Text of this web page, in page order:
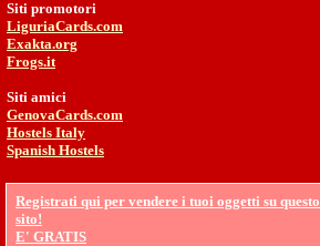
Siti promotori
LiguriaCards.com
Exakta.org
Frogs.it
Siti amici
GenovaCards.com
Hostels Italy
Spanish Hostels
Registrati qui per vendere i tuoi oggetti su questo
sito!
E' GRATIS